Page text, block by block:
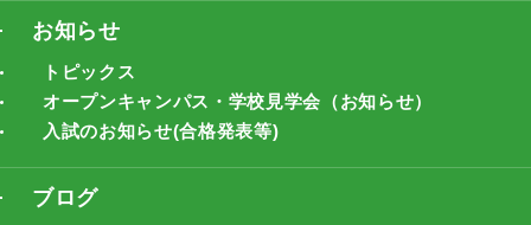
お知らせ
トピックス
オープンキャンパス・学校見学会（お知らせ）
入試のお知らせ(合格発表等)
ブログ